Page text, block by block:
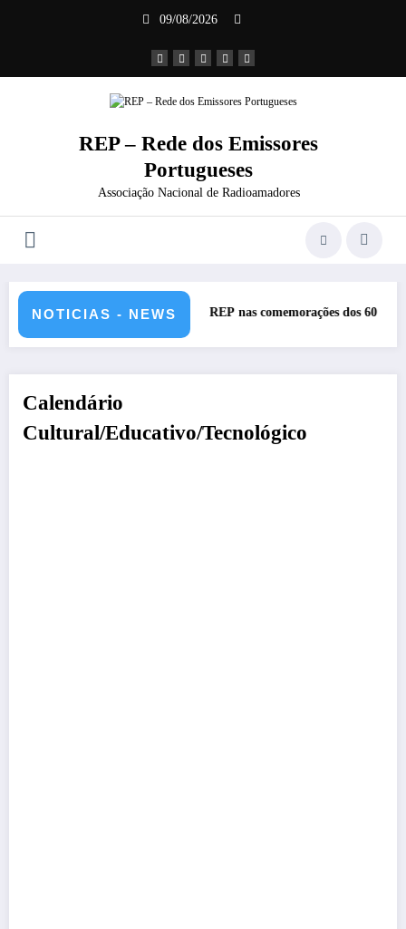
09/08/2026
REP – Rede dos Emissores
Portugueses
Associação Nacional de Radioamadores
NOTICIAS - NEWS
REP nas comemorações dos 60 anos da Ponte 25 abril –
Calendário
Cultural/Educativo/Tecnológico